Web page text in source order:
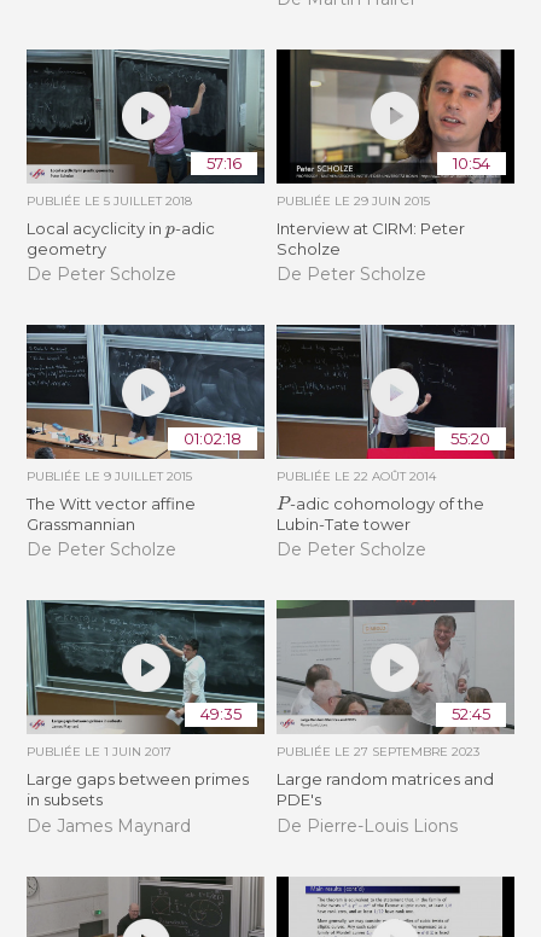
57:16
PUBLIÉE LE5 JUILLET 2018
Local acyclicity in -adic
geometry
De Peter Scholze
10:54
PUBLIÉE LE 29 JUIN 2015
Interview at CIRM: Peter
Scholze
De Peter Scholze
01:02:18
PUBLIÉE LE9 JUILLET 2015
The Witt vector affine
Grassmannian
De Peter Scholze
55:20
PUBLIÉE LE 22 AOÛT 2014
P-adic cohomology of the
Lubin-Tate tower
De Peter Scholze
49:35
PUBLIÉE LE1 JUIN 2017
Large gaps between primes
in subsets
De James Maynard
52:45
PUBLIÉE LE 27 SEPTEMBRE 2023
Large random matrices and
PDE's
De Pierre-Louis Lions